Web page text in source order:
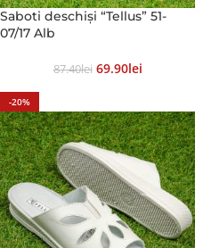
Saboti deschiși “Tellus” 51-
07/17 Alb
87.40Lei 69.90Lei
-20%